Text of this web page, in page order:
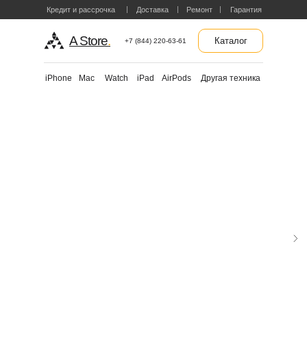
A Store. +7 (844) 220-63-61 Каталог
Гарантия
Ремонт
Доставка
Кредит и рассрочка
Другая техника
iPhone Watch iPad
Mac AirPods